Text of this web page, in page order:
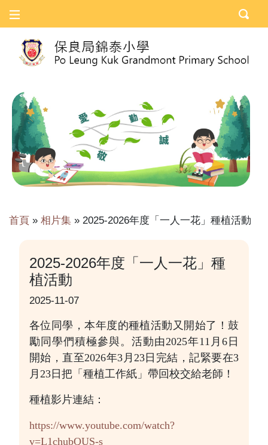
首頁 » 相片集 » 2025-2026年度「一人一花」種植活動
2025-2026年度「一人一花」種
植活動
2025-11-07
各位同學，本年度的種植活動又開始了！鼓
勵同學們積極參與。活動由2025年11月6日
開始，直至2026年3月23日完結，記緊要在3
月23日把「種植工作紙」帶回校交給老師！
種植影片連結：
https://www.youtube.com/watch?
v=L1chubQUS-s